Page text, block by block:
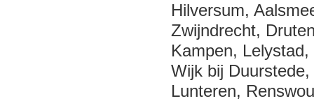
Hilversum,
Zwijndrecht,
Kampen,
Wijk bij
Lunteren,